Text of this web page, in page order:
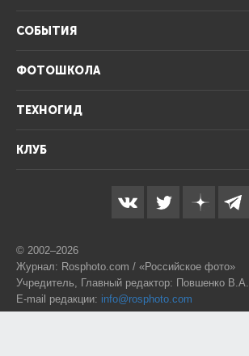
СОБЫТИЯ
ФОТОШКОЛА
ТЕХНОГИД
КЛУБ
© 2002–2026
Журнал: Rosphoto.com / «Российское фото»
Учредитель, Главный редактор: Повшенко В.А.
E-mail редакции: info@rosphoto.com